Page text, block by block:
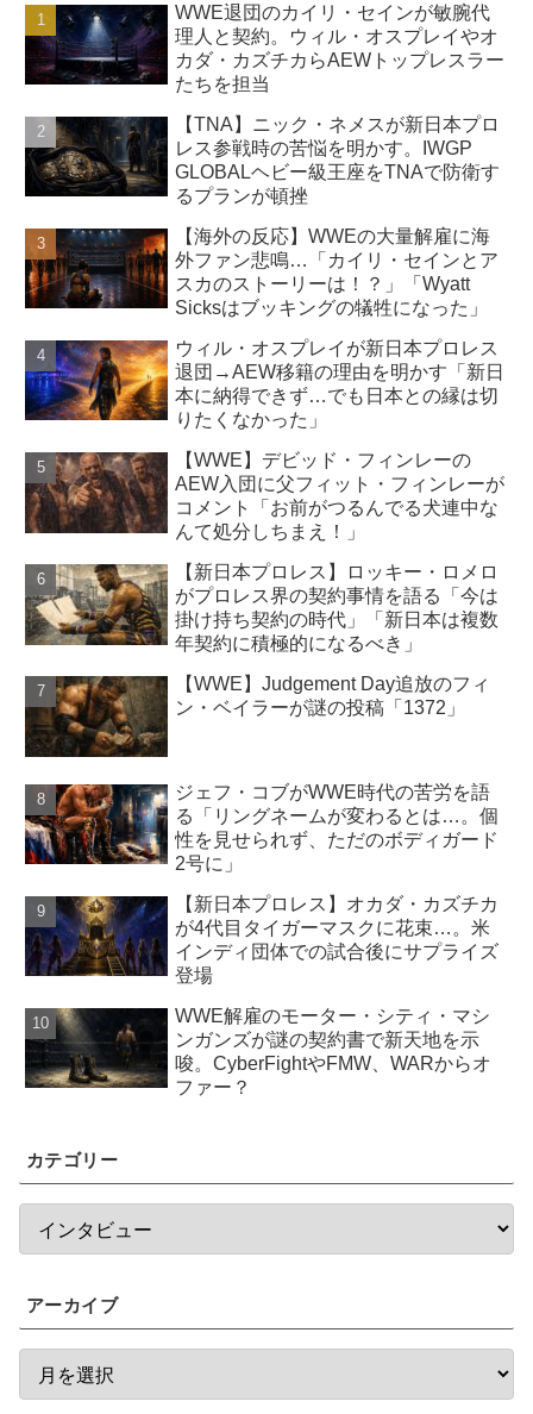
WWE退団のカイリ・セインが敏腕代
理人と契約。ウィル・オスプレイやオ
カダ・カズチカらAEWトップレスラー
たちを担当
【TNA】ニック・ネメスが新日本プロ
レス参戦時の苦悩を明かす。IWGP
GLOBALヘビー級王座をTNAで防衛す
るプランが頓挫
【海外の反応】WWEの大量解雇に海
外ファン悲鳴…「カイリ・セインとア
スカのストーリーは！？」「Wyatt
Sicksはブッキングの犠牲になった」
ウィル・オスプレイが新日本プロレス
退団→AEW移籍の理由を明かす「新日
本に納得できず…でも日本との縁は切
りたくなかった」
【WWE】デビッド・フィンレーの
AEW入団に父フィット・フィンレーが
コメント「お前がつるんでる犬連中な
んて処分しちまえ！」
【新日本プロレス】ロッキー・ロメロ
がプロレス界の契約事情を語る「今は
掛け持ち契約の時代」「新日本は複数
年契約に積極的になるべき」
【WWE】Judgement Day追放のフィ
ン・ベイラーが謎の投稿「1372」
ジェフ・コブがWWE時代の苦労を語
る「リングネームが変わるとは…。個
性を見せられず、ただのボディガード
2号に」
【新日本プロレス】オカダ・カズチカ
が4代目タイガーマスクに花束…。米
インディ団体での試合後にサプライズ
登場
WWE解雇のモーター・シティ・マシ
ンガンズが謎の契約書で新天地を示
唆。CyberFightやFMW、WARからオ
ファー？
カテゴリー
アーカイブ